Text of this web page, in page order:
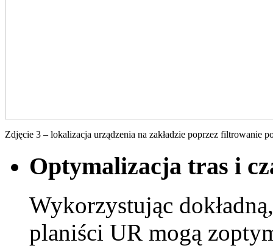
Zdjęcie 3 – lokalizacja urządzenia na zakładzie poprzez filtrowanie
Optymalizacja tras i
Wykorzystując
planiści UR mogą